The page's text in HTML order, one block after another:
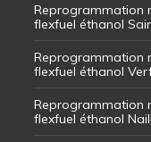
Reprogrammation
flexfuel éthanol
Reprogrammation
flexfuel éthanol
Reprogrammation
flexfuel éthanol